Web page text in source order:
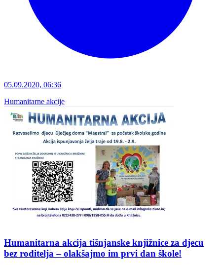
05.09.2020, 06:36
Humanitarne akcije
Humanitarna akcija tišnjanske knjižnice za djecu
bez roditelja – olakšajmo im prvi dan škole!